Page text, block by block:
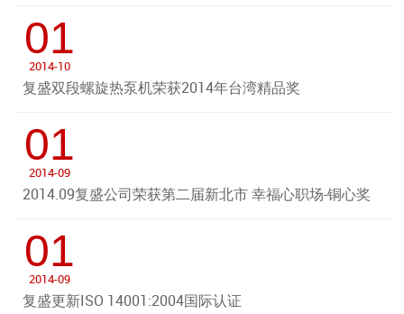
01
2014-10
复盛双段螺旋热泵机荣获2014年台湾精品奖
01
2014-09
2014.09复盛公司荣获第二届新北市 幸福心职场-铜心奖
01
2014-09
复盛更新ISO 14001:2004国际认证